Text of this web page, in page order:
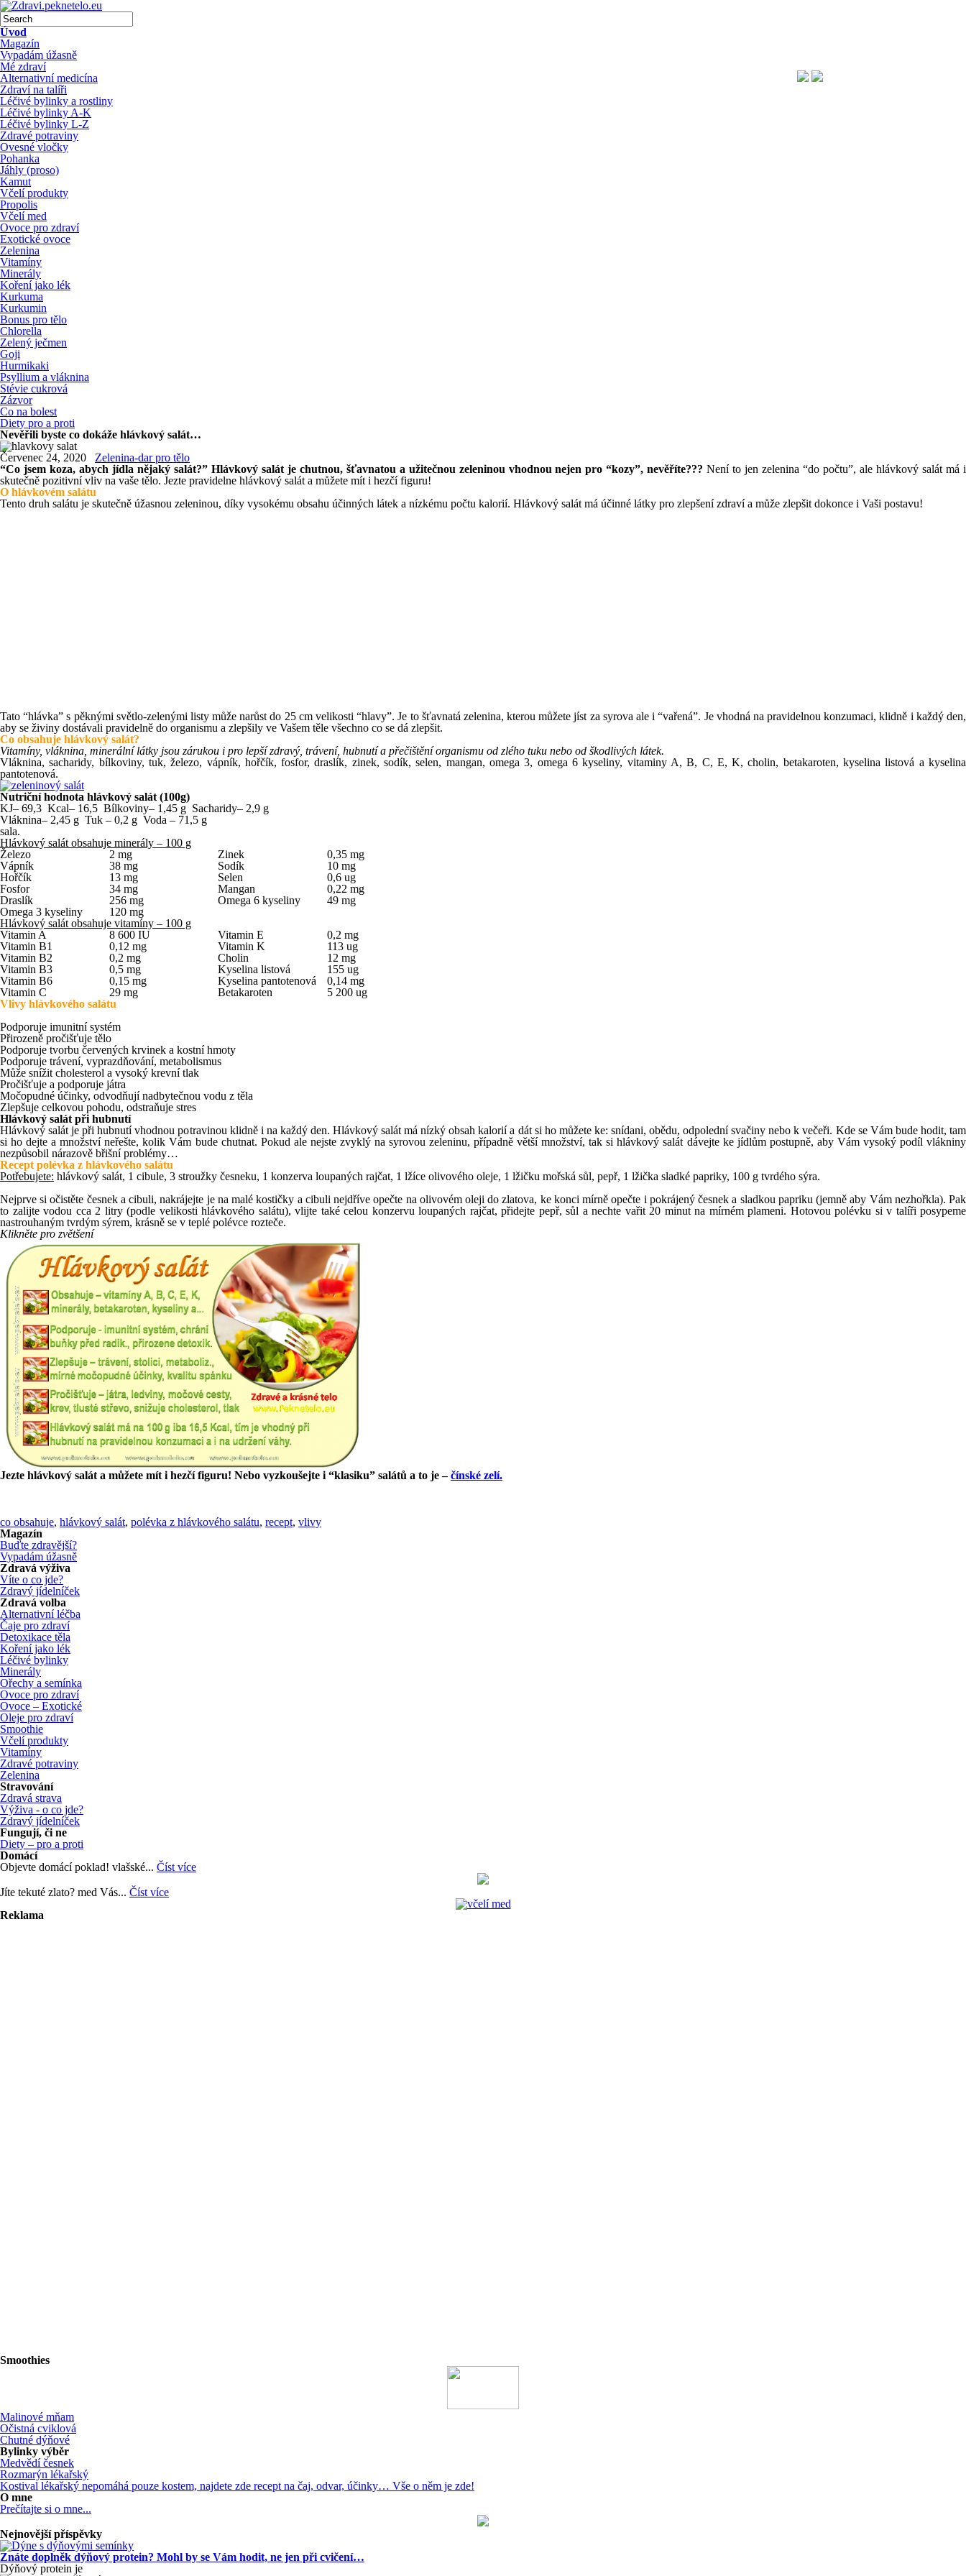
Úvod
Magazín
Vypadám úžasně
Mé zdraví
Alternativní medicína
Zdraví na talíři
Léčivé bylinky a rostliny
Léčivé bylinky A-K
Léčivé bylinky L-Z
Zdravé potraviny
Ovesné vločky
Pohanka
Jáhly (proso)
Kamut
Včelí produkty
Propolis
Včelí med
Ovoce pro zdraví
Exotické ovoce
Zelenina
Vitamíny
Minerály
Koření jako lék
Kurkuma
Kurkumin
Bonus pro tělo
Chlorella
Zelený ječmen
Goji
Hurmikaki
Psyllium a vláknina
Stévie cukrová
Zázvor
Co na bolest
Diety pro a proti
Nevěřili byste co dokáže hlávkový salát…
Červenec 24, 2020
Zelenina-dar pro tělo
“Co jsem koza, abych jídla nějaký salát?” Hlávkový salát je chutnou, šťavnatou a užitečnou zeleninou vhodnou nejen pro “kozy”, nevěříte??? Není to jen zelenina “do počtu”, ale hlávkový salát má i
skutečně pozitivní vliv na vaše tělo. Jezte pravidelne hlávkový salát a můžete mít i hezčí figuru!
O hlávkovém salátu
Tento druh salátu je skutečně úžasnou zeleninou, díky vysokému obsahu účinných látek a nízkému počtu kalorií. Hlávkový salát má účinné látky pro zlepšení zdraví a může zlepšit dokonce i Vaši postavu!
Tato “hlávka” s pěknými světlo-zelenými listy může narůst do 25 cm velikosti “hlavy”. Je to šťavnatá zelenina, kterou můžete jíst za syrova ale i “vařená”. Je vhodná na pravidelnou konzumaci, klidně i každý den,
aby se živiny dostávali pravidelně do organismu a zlepšily ve Vašem těle všechno co se dá zlepšit.
Co obsahuje hlávkový salát?
Vitamíny, vláknina, minerální látky jsou zárukou i pro lepší zdravý, trávení, hubnutí a přečištění organismu od zlého tuku nebo od škodlivých látek.
Vláknina, sacharidy, bílkoviny, tuk, železo, vápník, hořčík, fosfor, draslík, zinek, sodík, selen, mangan, omega 3, omega 6 kyseliny, vitaminy A, B, C, E, K, cholin, betakaroten, kyselina listová a kyselina
pantotenová.
Nutriční hodnota hlávkový salát (100g)
KJ– 69,3 Kcal– 16,5 Bílkoviny– 1,45 g Sacharidy– 2,9 g
Vláknina– 2,45 g Tuk – 0,2 g Voda – 71,5 g
sala.
Hlávkový salát obsahuje minerály – 100 g
Železo
2 mg Zinek
0,35 mg
Vápník
38 mg Sodík
10 mg
Hořčík
13 mg Selen
0,6 ug
Fosfor
34 mg Mangan
0,22 mg
Draslík
256 mg Omega 6 kyseliny
49 mg
Omega 3 kyseliny
120 mg
Hlávkový salát obsahuje vitamíny – 100 g
Vitamin A
8 600 IU Vitamin E
0,2 mg
Vitamin B1
0,12 mg Vitamin K
113 ug
Vitamin B2
0,2 mg Cholin
12 mg
Vitamin B3
0,5 mg Kyselina listová
155 ug
Vitamin B6
0,15 mg Kyselina pantotenová
0,14 mg
Vitamin C
29 mg Betakaroten
5 200 ug
Vlivy hlávkového salátu
Podporuje imunitní systém
Přirozeně pročišťuje tělo
Podporuje tvorbu červených krvinek a kostní hmoty
Podporuje trávení, vyprazdňování, metabolismus
Může snížit cholesterol a vysoký krevní tlak
Pročišťuje a podporuje játra
Močopudné účinky, odvodňují nadbytečnou vodu z těla
Zlepšuje celkovou pohodu, odstraňuje stres
Hlávkový salát při hubnutí
Hlávkový salát je při hubnutí vhodnou potravinou klidně i na každý den. Hlávkový salát má nízký obsah kalorií a dát si ho můžete ke: snídani, obědu, odpolední svačiny nebo k večeři. Kde se Vám bude hodit, tam
si ho dejte a množství neřešte, kolik Vám bude chutnat. Pokud ale nejste zvyklý na syrovou zeleninu, případně větší množství, tak si hlávkový salát dávejte ke jídlům postupně, aby Vám vysoký podíl vlákniny
nezpůsobil nárazově břišní problémy…
Recept polévka z hlávkového salátu
Potřebujete: hlávkový salát, 1 cibule, 3 stroužky česneku, 1 konzerva loupaných rajčat, 1 lžíce olivového oleje, 1 lžičku mořská sůl, pepř, 1 lžička sladké papriky, 100 g tvrdého sýra.
Nejprve si očistěte česnek a cibuli, nakrájejte je na malé kostičky a cibuli nejdříve opečte na olivovém oleji do zlatova, ke konci mírně opečte i pokrájený česnek a sladkou papriku (jemně aby Vám nezhořkla). Pak
to zalijte vodou cca 2 litry (podle velikosti hlávkového salátu), vlijte také celou konzervu loupaných rajčat, přidejte pepř, sůl a nechte vařit 20 minut na mírném plameni. Hotovou polévku si v talíři posypeme
nastrouhaným tvrdým sýrem, krásně se v teplé polévce rozteče.
Klikněte pro zvětšení
Jezte hlávkový salát a můžete mít i hezčí figuru! Nebo vyzkoušejte i “klasiku” salátů a to je –čínské zelí.
co obsahuje, hlávkový salát, polévka z hlávkového salátu, recept, vlivy
Magazín
Buďte zdravější?
Vypadám úžasně
Zdravá výživa
Víte o co jde?
Zdravý jídelníček
Zdravá volba
Alternativní léčba
Čaje pro zdraví
Detoxikace těla
Koření jako lék
Léčivé bylinky
Minerály
Ořechy a semínka
Ovoce pro zdraví
Ovoce – Exotické
Oleje pro zdraví
Smoothie
Včelí produkty
Vitamíny
Zdravé potraviny
Zelenina
Stravování
Zdravá strava
Výživa - o co jde?
Zdravý jídelníček
Fungují, či ne
Diety – pro a proti
Domácí
Objevte domácí poklad! vlašské... Číst více
Jíte tekuté zlato? med Vás... Číst více
Reklama
Smoothies
Malinové mňam
Očistná cviklová
Chutné dýňové
Bylinky výběr
Medvědí česnek
Rozmarýn lékařský
Kostival lékařský nepomáhá pouze kostem, najdete zde recept na čaj, odvar, účinky… Vše o něm je zde!
O mne
Prečítajte si o mne...
Nejnovější příspěvky
Znáte doplněk dýňový protein? Mohl by se Vám hodit, ne jen při cvičení…
Dýňový protein je